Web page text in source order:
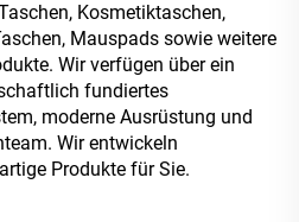
Kosmetiktaschen,
Mauspads sowie weitere
Wir verfügen über ein
fundiertes
moderne Ausrüstung und
Wir entwickeln
Produkte für Sie.